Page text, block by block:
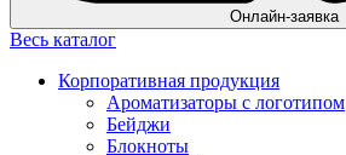
Онлайн-заявка
Весь каталог
Корпоративная продукция
Ароматизаторы с логотипом
Бейджи
Блокноты